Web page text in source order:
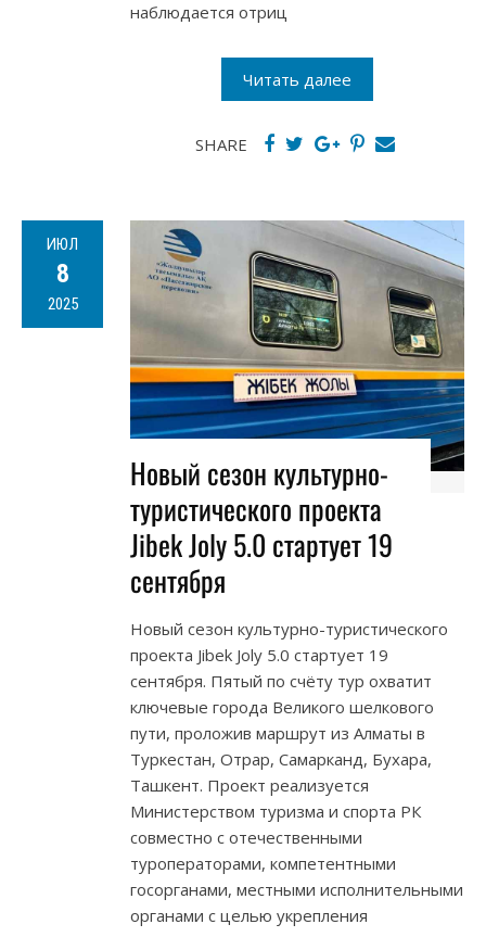
наблюдается отриц
Читать далее
SHARE
ИЮЛ
8
2025
Новый сезон культурно-
туристического проекта
Jibek Joly 5.0 стартует 19
сентября
Новый сезон культурно-туристического
проекта Jibek Joly 5.0 стартует 19
сентября. Пятый по счёту тур охватит
ключевые города Великого шелкового
пути, проложив маршрут из Алматы в
Туркестан, Отрар, Самарканд, Бухара,
Ташкент. Проект реализуется
Министерством туризма и спорта РК
совместно с отечественными
туроператорами, компетентными
госорганами, местными исполнительными
органами с целью укрепления